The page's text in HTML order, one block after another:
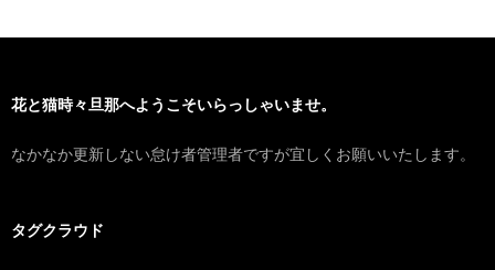
花と猫時々旦那へようこそいらっしゃいませ。
なかなか更新しない怠け者管理者ですが宜しくお願いいたします。
タグクラウド